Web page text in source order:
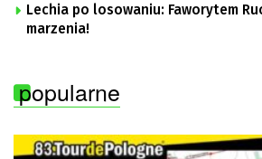
Lechia po losowaniu: Faworytem
marzenia!
popularne